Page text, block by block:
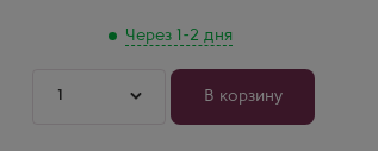
Через 1-2 дня
1 В корзину